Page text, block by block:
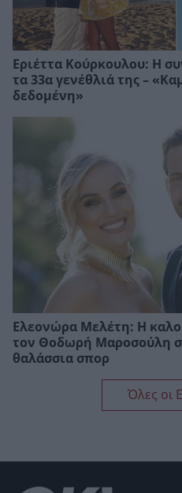
Εριέττα Κούρκουλου: Η
τα 33α γενέθλιά της –
δεδομένη»
Ελεονώρα Μελέτη: Η
τον Θοδωρή Μαροσούλη
θαλάσσια σπορ
Όλες οι